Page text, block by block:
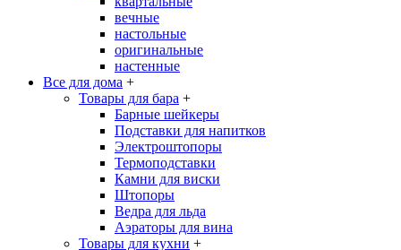
вечные
настольные
оригинальные
настенные
Все для дома +
Товары для бара +
Барные шейкеры
Подставки для напитков
Электроштопоры
Термоподставки
Камни для виски
Штопоры
Ведра для льда
Аэраторы для вина
Товары для кухни +